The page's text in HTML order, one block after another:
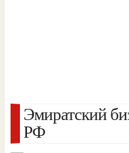
Эмиратский
РФ